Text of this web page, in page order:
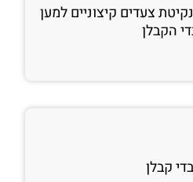
צעדים קיצוניים למען
הקבלן
קבלן